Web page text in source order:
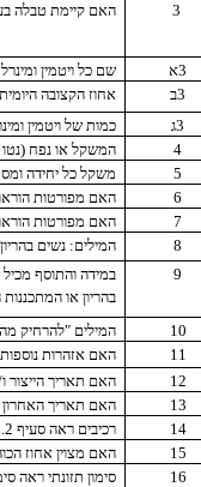
3 האם קיימת טבלה
3א
שם כל ויטמין
3ב
אחוז הקצובה
3ג
כמות של ויטמין
4 המשקל או נפח
5
משקל כל יחידה
6
האם מפורטות
7 האם מפורטות
8 המילים: נשים
9 במידה והתוסף מכיל
בהריון או המתכננות הריון בתקופת 3 חודשים הבאים"
10 המילים "להרחיק
11 האם אזהרות
12 האם תאריך הייצור
13 האם תאריך
14 רכיבים ראה סעיף 6.2.
15 האם מצוין אחוז
16
סימון תזונתי ראה